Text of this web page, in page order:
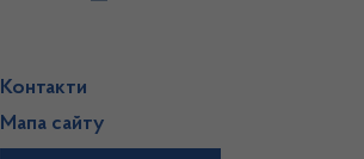
Контакти
Мапа сайту